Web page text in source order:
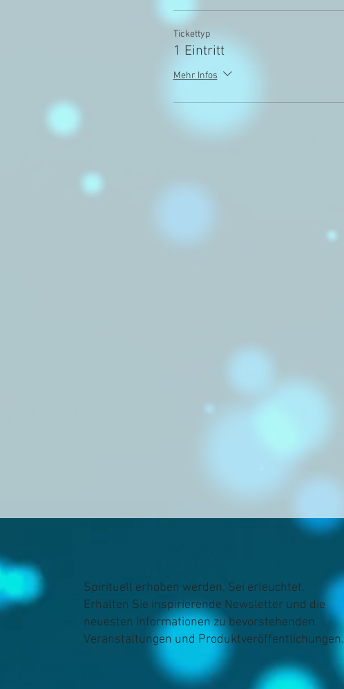
Tickettyp
1 Eintritt
Mehr Infos
Spirituell erhoben werden. Sei erleuchtet.
Erhalten Sie inspirierende Newsletter und die
neuesten Informationen zu bevorstehenden
Veranstaltungen und Produktveröffentlichungen.